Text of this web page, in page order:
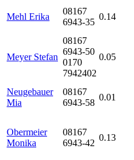
Mehl Erika
08167
6943-35
0.14
Meyer Stefan
08167
6943-50
0170
7942402
0.05
Neugebauer
Mia
08167
6943-58
0.01
Obermeier
Monika
08167
6943-42
0.13